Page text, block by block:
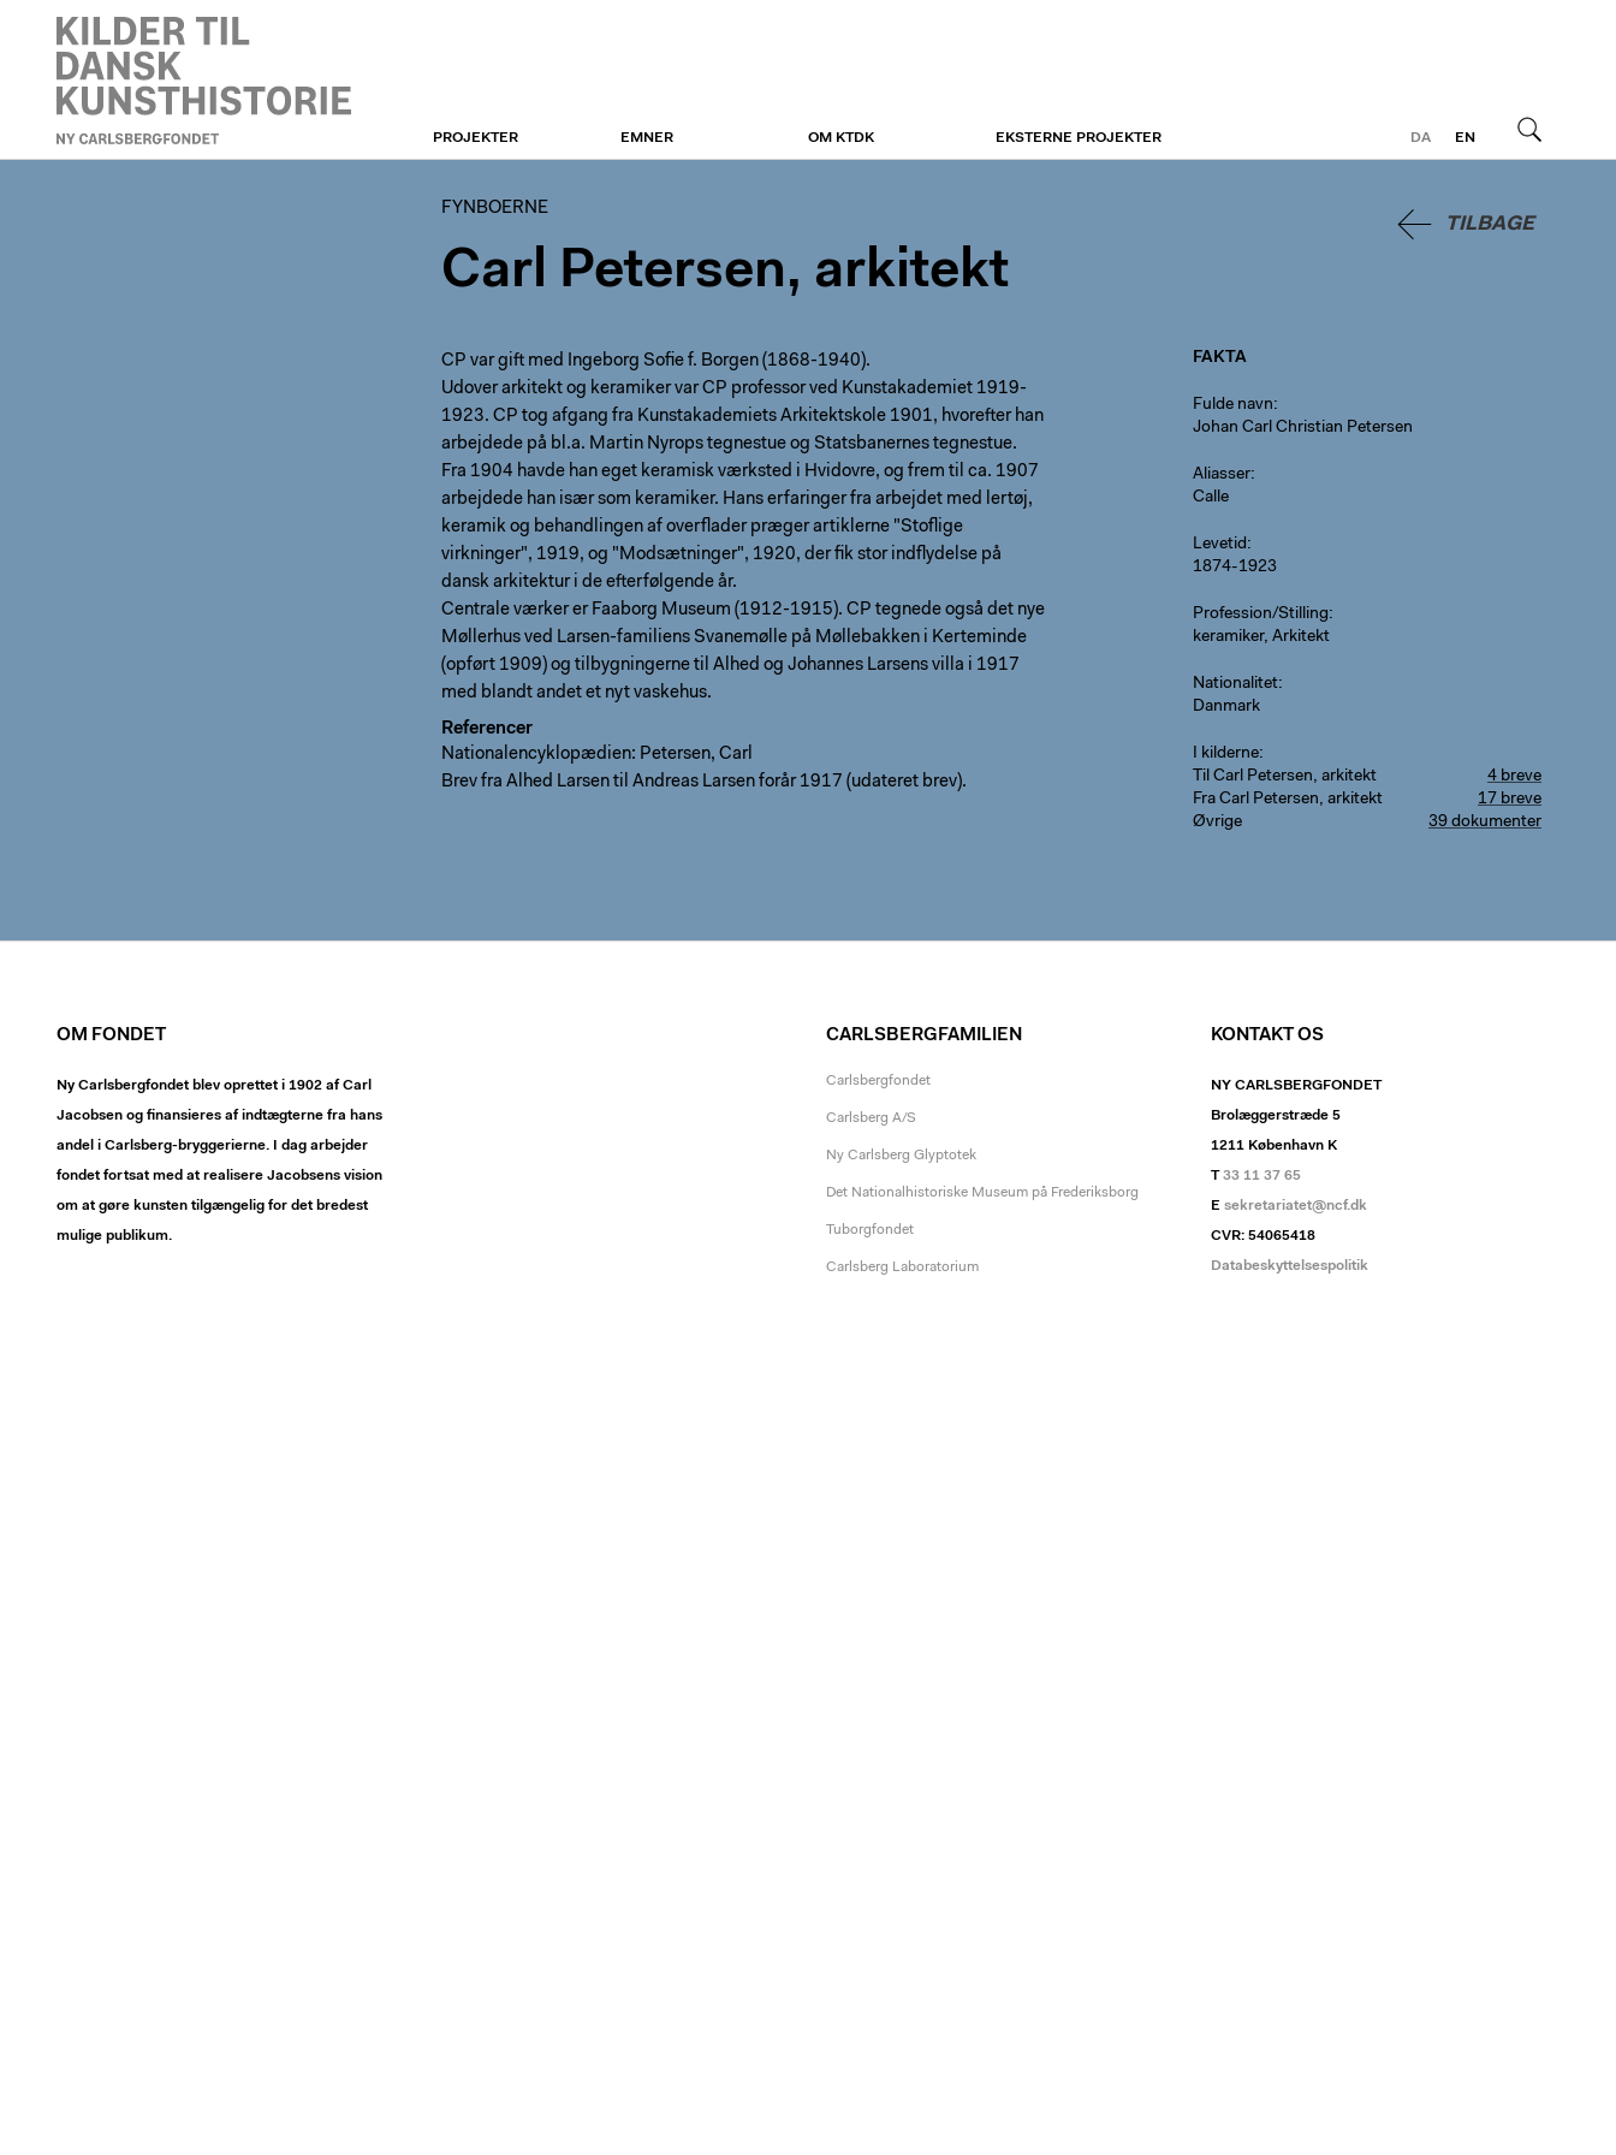
FYNBOERNE
DA
EN
PROJEKTER EMNER OM KTDK EKSTERNE PROJEKTER
TILBAGE
FYNBOERNE
Carl Petersen, arkitekt
CP var gift med Ingeborg Sofie f. Borgen (1868-1940).
Udover arkitekt og keramiker var CP professor ved Kunstakademiet 1919-
1923. CP tog afgang fra Kunstakademiets Arkitektskole 1901, hvorefter han
arbejdede på bl.a. Martin Nyrops tegnestue og Statsbanernes tegnestue.
Fra 1904 havde han eget keramisk værksted i Hvidovre, og frem til ca. 1907
arbejdede han især som keramiker. Hans erfaringer fra arbejdet med lertøj,
keramik og behandlingen af overflader præger artiklerne "Stoflige
virkninger", 1919, og "Modsætninger", 1920, der fik stor indflydelse på
dansk arkitektur i de efterfølgende år.
Centrale værker er Faaborg Museum (1912-1915). CP tegnede også det nye
Møllerhus ved Larsen-familiens Svanemølle på Møllebakken i Kerteminde
(opført 1909) og tilbygningerne til Alhed og Johannes Larsens villa i 1917
med blandt andet et nyt vaskehus.
Referencer
Nationalencyklopædien: Petersen, Carl
Brev fra Alhed Larsen til Andreas Larsen forår 1917 (udateret brev).
FAKTA
Fulde navn
Johan Carl Christian Petersen
Aliasser
Calle
Levetid
1874-1923
Profession/Stilling
keramiker, Arkitekt
Nationalitet
Danmark
I kilderne
Til Carl Petersen, arkitekt
4 breve
Fra Carl Petersen, arkitekt
17 breve
Øvrige
39 dokumenter
OM FONDET
Ny Carlsbergfondet blev oprettet i 1902 af Carl
Jacobsen og finansieres af indtægterne fra hans
andel i Carlsberg-bryggerierne. I dag arbejder
fondet fortsat med at realisere Jacobsens vision
om at gøre kunsten tilgængelig for det bredest
mulige publikum.
CARLSBERGFAMILIEN
Carlsbergfondet
Carlsberg A/S
Ny Carlsberg Glyptotek
Det Nationalhistoriske Museum på Frederiksborg
Tuborgfondet
Carlsberg Laboratorium
KONTAKT OS
NY CARLSBERGFONDET
Brolæggerstræde 5
1211 København K
T33 11 37 65
E sekretariatet@ncf.dk
CVR: 54065418
Databeskyttelsespolitik